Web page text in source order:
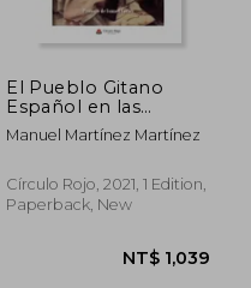
El Pueblo Gitano
Español en las
Revoluciones y
Guerras Civiles (Siglos
Manuel Martínez Martínez
Círculo Rojo, 2021, 1 Edition,
Paperback, New